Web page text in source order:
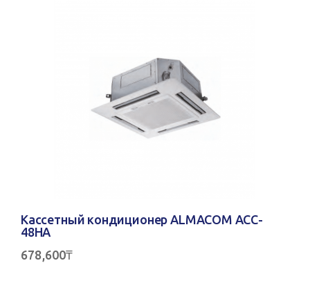
Кассетный кондиционер ALMACOM ACC-
48HA
678,600₸